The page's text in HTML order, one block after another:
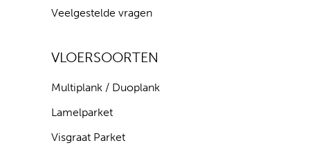
Veelgestelde vragen
VLOERSOORTEN
Multiplank / Duoplank
Lamelparket
Visgraat Parket